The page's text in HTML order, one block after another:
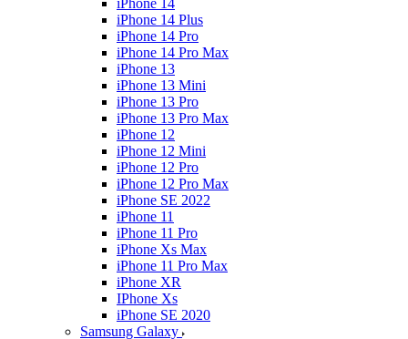
iPhone 14
iPhone 14 Plus
iPhone 14 Pro
iPhone 14 Pro Max
iPhone 13
iPhone 13 Mini
iPhone 13 Pro
iPhone 13 Pro Max
iPhone 12
iPhone 12 Mini
iPhone 12 Pro
iPhone 12 Pro Max
iPhone SE 2022
iPhone 11
iPhone 11 Pro
iPhone Xs Max
iPhone 11 Pro Max
iPhone XR
IPhone Xs
iPhone SE 2020
Samsung Galaxy